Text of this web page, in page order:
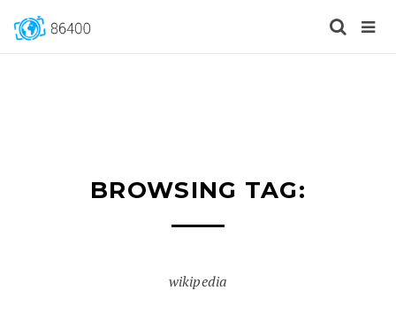
BROWSING TAG:
wikipedia